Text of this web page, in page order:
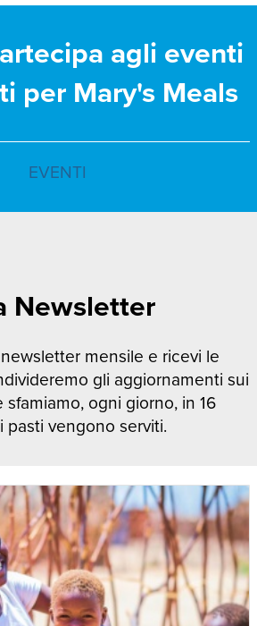
agli eventi
per Mary's Meals
EVENTI
Newsletter
mensile e ricevi le
gli aggiornamenti sui
ogni giorno, in 16
pasti vengono serviti.